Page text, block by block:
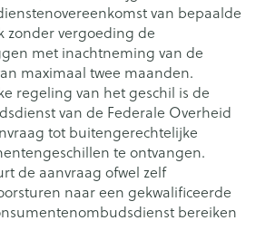
van bepaalde
zonder vergoeding de
met inachtneming van de
maximaal twee maanden.
regeling van het geschil is de
van de Federale Overheid
tot buitengerechtelijke
te ontvangen.
de aanvraag ofwel zelf
naar een gekwalificeerde
bereiken